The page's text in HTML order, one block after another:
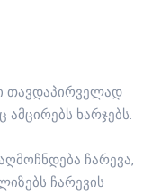
თავდაპირველად
ხარჯებს.
ჩარევა,
ჩარევის